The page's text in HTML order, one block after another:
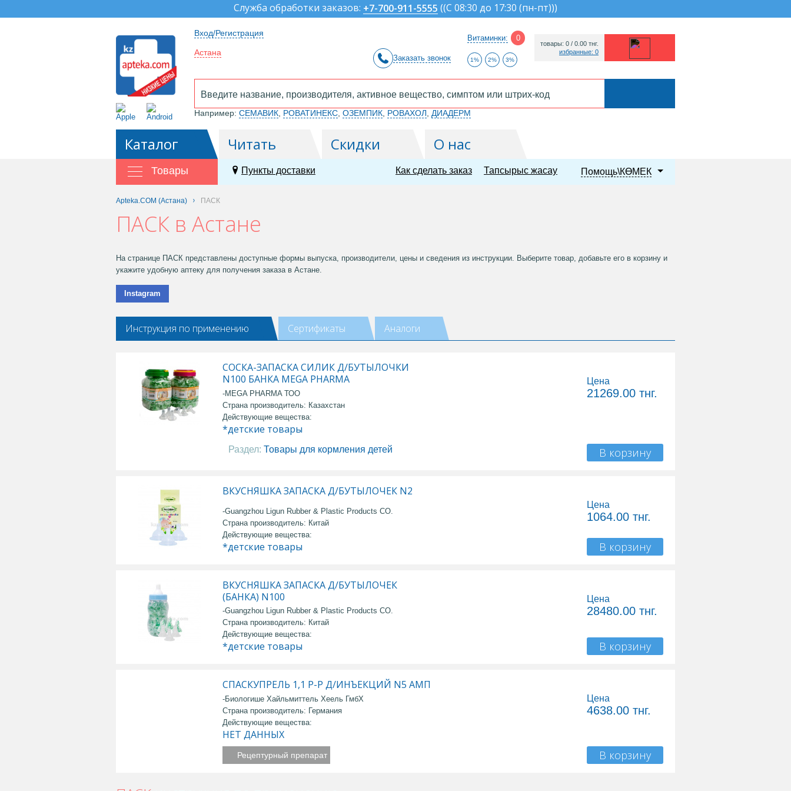
Служба обработки заказов: +7-700-911-5555 ((С 08:30 до 17:30 (пн-пт)))
Вход/Регистрация
Астана
Заказать звонок
Витаминки: 0
1% 2% 3%
товары: 0 / 0.00 тнг.
избранные: 0
Например: СЕМАВИК РОВАТИНЕКС ОЗЕМПИК РОВАХОЛ ДИАДЕРМ
Каталог Читать Скидки О нас
Товары Пункты доставки Помощь\КӨМЕК
Тапсырыс жасау
Как сделать заказ
Apteka.COM (Астана) ПАСК
ПАСК в Астане
На странице ПАСК представлены доступные формы выпуска, производители, цены и сведения из инструкции. Выберите товар, добавьте его в корзину и
укажите удобную аптеку для получения заказа в Астане.
Instagram
Инструкция по применению Сертификаты Аналоги
СОСКА-ЗАПАСКА СИЛИК Д/БУТЫЛОЧКИ
N100 БАНКА MEGA PHARMA
-MEGA PHARMA ТОО
Страна производитель: Казахстан
Действующие вещества:
*детские товары
Раздел: Товары для кормления детей
Цена
21269.00 тнг.
В корзину
ВКУСНЯШКА ЗАПАСКА Д/БУТЫЛОЧЕК N2
-Guangzhou Ligun Rubber & Plastic Products CO.
Страна производитель: Китай
Действующие вещества:
*детские товары
Цена
1064.00 тнг.
В корзину
ВКУСНЯШКА ЗАПАСКА Д/БУТЫЛОЧЕК
(БАНКА) N100
-Guangzhou Ligun Rubber & Plastic Products CO.
Страна производитель: Китай
Действующие вещества:
*детские товары
Цена
28480.00 тнг.
В корзину
СПАСКУПРЕЛЬ 1,1 Р-Р Д/ИНЪЕКЦИЙ N5 АМП
-Биологише Хайльмиттель Хеель ГмбХ
Страна производитель: Германия
Действующие вещества:
НЕТ ДАННЫХ
Рецептурный препарат
Цена
4638.00 тнг.
В корзину